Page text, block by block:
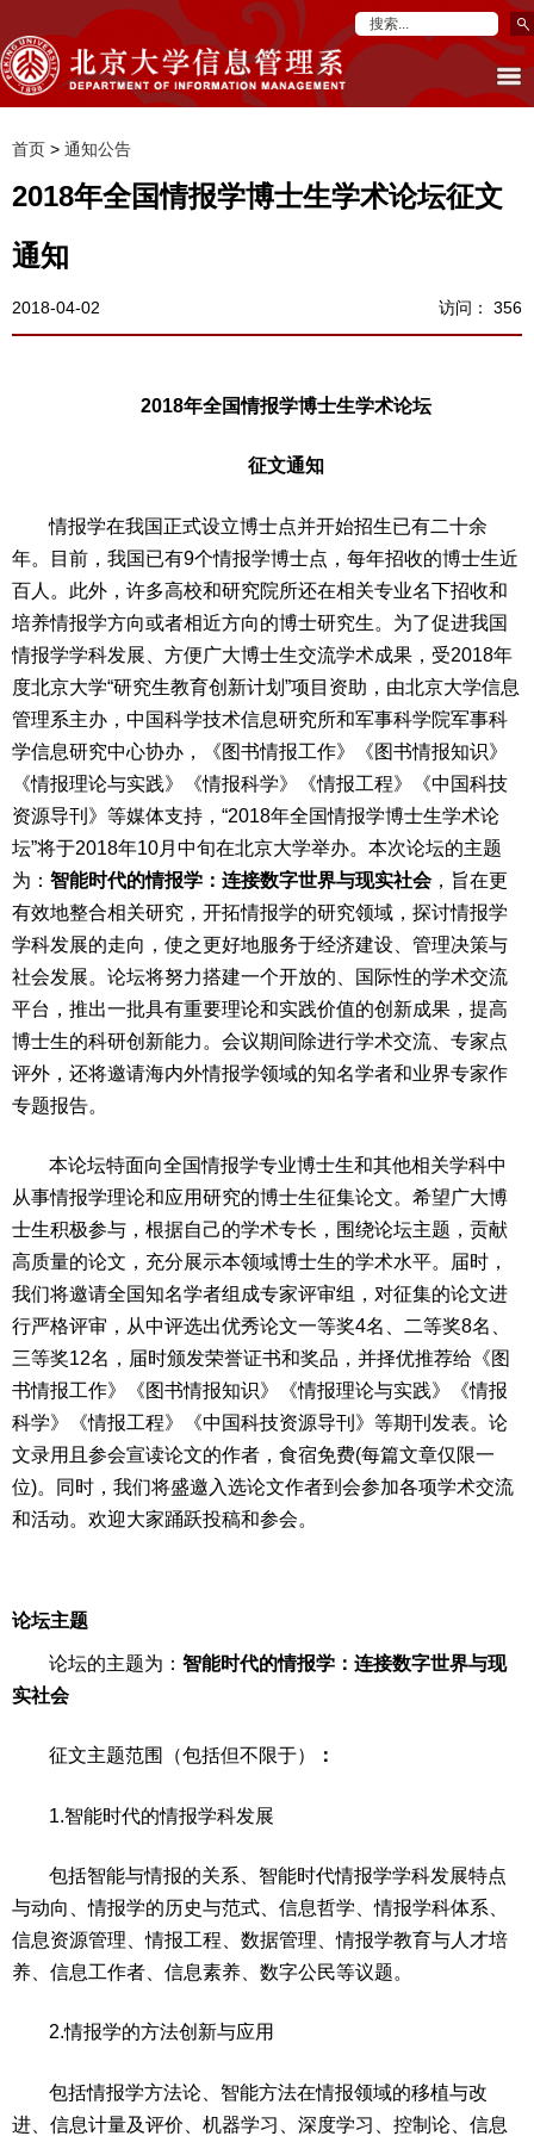
首页 > 通知公告
2018年全国情报学博士生学术论坛征文
通知
2018-04-02 访问： 356
2018年全国情报学博士生学术论坛
征文通知
情报学在我国正式设立博士点并开始招生已有二十余
年。目前，我国已有9个情报学博士点，每年招收的博士生近
百人。此外，许多高校和研究院所还在相关专业名下招收和
培养情报学方向或者相近方向的博士研究生。为了促进我国
情报学学科发展、方便广大博士生交流学术成果，受2018年
度北京大学“研究生教育创新计划”项目资助，由北京大学信息
管理系主办，中国科学技术信息研究所和军事科学院军事科
学信息研究中心协办，《图书情报工作》《图书情报知识》
《情报理论与实践》《情报科学》《情报工程》《中国科技
资源导刊》等媒体支持，“2018年全国情报学博士生学术论
坛”将于2018年10月中旬在北京大学举办。本次论坛的主题
为： 智能时代的情报学：连接数字世界与现实社会 ，旨在更
有效地整合相关研究，开拓情报学的研究领域，探讨情报学
学科发展的走向，使之更好地服务于经济建设、管理决策与
社会发展。论坛将努力搭建一个开放的、国际性的学术交流
平台，推出一批具有重要理论和实践价值的创新成果，提高
博士生的科研创新能力。会议期间除进行学术交流、专家点
评外，还将邀请海内外情报学领域的知名学者和业界专家作
专题报告。
本论坛特面向全国情报学专业博士生和其他相关学科中
从事情报学理论和应用研究的博士生征集论文。希望广大博
士生积极参与，根据自己的学术专长，围绕论坛主题，贡献
高质量的论文，充分展示本领域博士生的学术水平。届时，
我们将邀请全国知名学者组成专家评审组，对征集的论文进
行严格评审，从中评选出优秀论文一等奖4名、二等奖8名、
三等奖12名，届时颁发荣誉证书和奖品，并择优推荐给《图
书情报工作》《图书情报知识》《情报理论与实践》《情报
科学》《情报工程》《中国科技资源导刊》等期刊发表。论
文录用且参会宣读论文的作者，食宿免费(每篇文章仅限一
位)。同时，我们将盛邀入选论文作者到会参加各项学术交流
和活动。欢迎大家踊跃投稿和参会。
论坛主题
论坛的主题为：智能时代的情报学：连接数字世界与现
实社会
征文主题范围（包括但不限于） ：
1.智能时代的情报学科发展
包括智能与情报的关系、智能时代情报学学科发展特点
与动向、情报学的历史与范式、信息哲学、情报学科体系、
信息资源管理、情报工程、数据管理、情报学教育与人才培
养、信息工作者、信息素养、数字公民等议题。
2.情报学的方法创新与应用
包括情报学方法论、智能方法在情报领域的移植与改
进、信息计量及评价、机器学习、深度学习、控制论、信息